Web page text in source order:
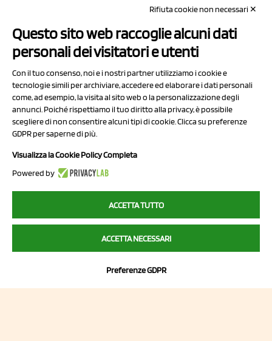
Via Prov.le Sassuolo Vignola 315/1
41057 Spilamberto (MO)
P.I/C.F. 01041460369
REA: MO 208553
Rifiuta cookie non necessari ✕
Questo sito web raccoglie alcuni dati
personali dei visitatori e utenti
Con il tuo consenso, noi e i nostri partner utilizziamo i cookie e
tecnologie simili per archiviare, accedere ed elaborare i dati personali
come, ad esempio, la visita al sito web o la personalizzazione degli
annunci. Poiché rispettiamo il tuo diritto alla privacy, è possibile
scegliere di non consentire alcuni tipi di cookie. Clicca su preferenze
GDPR per saperne di più.
Visualizza la Cookie Policy Completa
Powered by
ACCETTA TUTTO
ACCETTA NECESSARI
Preferenze GDPR